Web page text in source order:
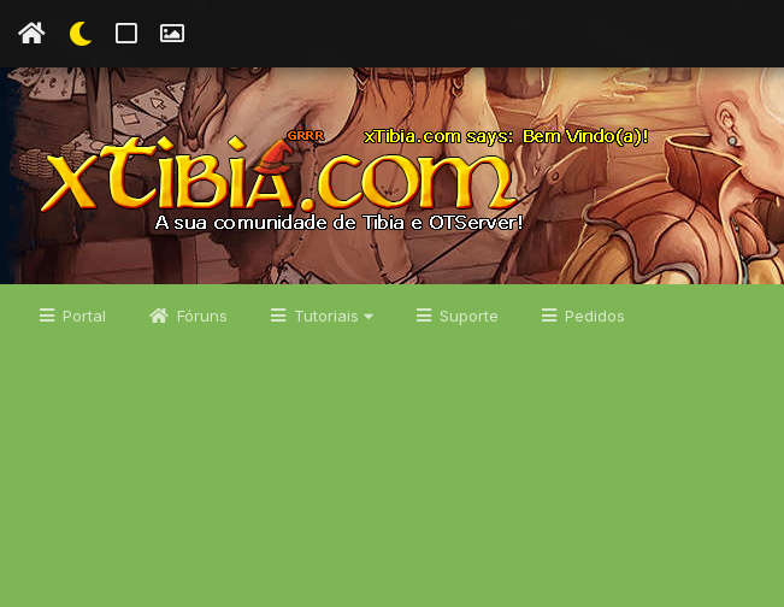
Portal Fóruns Tutoriais Suporte Pedidos